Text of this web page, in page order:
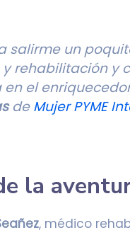
salirme un
rehabilitación y
en el
deMujer PYME
la
, médico